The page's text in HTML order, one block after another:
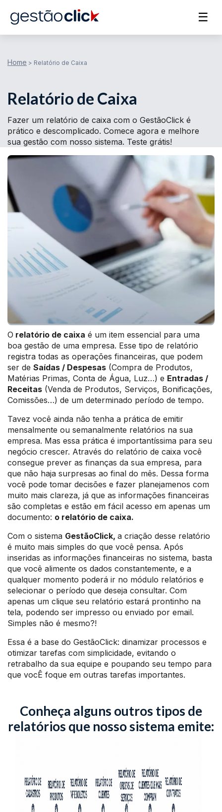
☰
Home > Relatório de Caixa
Relatório de Caixa
Fazer um relatório de caixa com o GestãoClick é
prático e descomplicado. Comece agora e melhore
sua gestão com nosso sistema. Teste grátis!
O relatório de caixa é um item essencial para uma
boa gestão de uma empresa. Esse tipo de relatório
registra todas as operações financeiras, que podem
ser de Saídas / Despesas (Compra de Produtos,
Matérias Primas, Conta de Água, Luz…) e Entradas /
Receitas (Venda de Produtos, Serviços, Bonificações,
Comissões…) de um determinado período de tempo.
Tavez você ainda não tenha a prática de emitir
mensalmente ou semanalmente relatórios na sua
empresa. Mas essa prática é importantíssima para seu
negócio crescer. Através do relatório de caixa você
consegue prever as finanças da sua empresa, para
que não haja surpresas ao final do mês. Dessa forma
você pode tomar decisões e fazer planejamenos com
muito mais clareza, já que as informações financeiras
são completas e estão em fácil acesso em apenas um
documento: o relatório de caixa.
Com o sistema GestãoClick, a criação desse relatório
é muito mais simples do que você pensa. Após
inseridas as informações financeiras no sistema, basta
que você alimente os dados constantemente, e a
qualquer momento poderá ir no módulo relatórios e
selecionar o período que deseja consultar. Com
apenas um clique seu relatório estará prontinho na
tela, podendo ser impresso ou enviado por email.
Simples não é mesmo?!
Essa é a base do GestãoClick: dinamizar processos e
otimizar tarefas com simplicidade, evitando o
retrabalho da sua equipe e poupando seu tempo para
que vocÊ foque em outras tarefas importantes.
Conheça alguns outros tipos de
relatórios que nosso sistema emite: